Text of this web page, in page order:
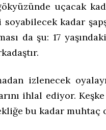
uçacak
kadar
da şu: 17
izlenecek
ihlal ediyor.
bu kadar muhtaç